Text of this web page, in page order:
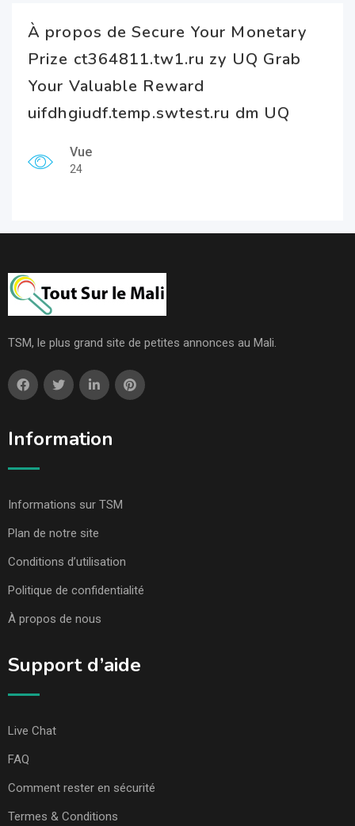
À propos de Secure Your Monetary
Prize ct364811.tw1.ru zy UQ Grab
Your Valuable Reward
uifdhgiudf.temp.swtest.ru dm UQ
Vue
24
TSM, le plus grand site de petites annonces au Mali.
Information
Informations sur TSM
Plan de notre site
Conditions d’utilisation
Politique de confidentialité
À propos de nous
Support d’aide
Live Chat
FAQ
Comment rester en sécurité
Termes & Conditions